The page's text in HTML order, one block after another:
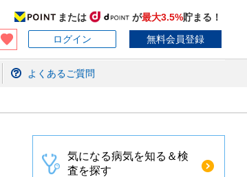
または が最大3.5%貯まる！
ログイン 無料会員登録
よくあるご質問
気になる病気を知る＆検
査を探す